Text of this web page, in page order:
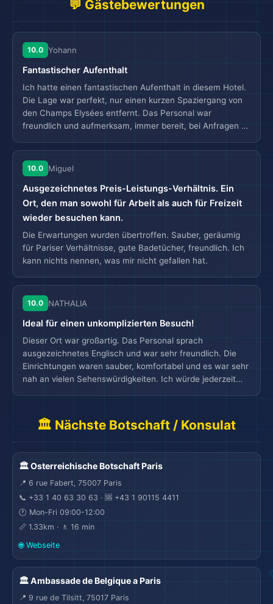
💬 Gästebewertungen
10.0 Yohann
Fantastischer Aufenthalt
Ich hatte einen fantastischen Aufenthalt in diesem Hotel.
Die Lage war perfekt, nur einen kurzen Spaziergang von
den Champs Elysées entfernt. Das Personal war
freundlich und aufmerksam, immer bereit, bei Anfragen zu
der Spa-Bereich, der eine großartige Auswahl an
Behandlungen bot. Die Sauberkeit der Unterkunft war
tadellos, und die WLAN-Verbindung war während meines
gesamten Aufenthalts stark. Das angebotene Frühstück
war köstlich und bot eine Vielzahl von Optionen.
Insgesamt kann ich dieses Hotel aufgrund seines Preis-
freundlichen Personals, der erstklassigen Einrichtungen
und des großartigen Frühstücks sehr empfehlen. Es hat
meinen Aufenthalt in Paris wirklich unvergesslich
gemacht.
10.0 Miguel
Ausgezeichnetes Preis-Leistungs-Verhältnis. Ein
Ort, den man sowohl für Arbeit als auch für Freizeit
wieder besuchen kann.
Die Erwartungen wurden übertroffen. Sauber, geräumig
für Pariser Verhältnisse, gute Badetücher, freundlich. Ich
kann nichts nennen, was mir nicht gefallen hat.
10.0 NATHALIA
Ideal für einen unkomplizierten Besuch!
Dieser Ort war großartig. Das Personal sprach
ausgezeichnetes Englisch und war sehr freundlich. Die
Einrichtungen waren sauber, komfortabel und es war sehr
nah an vielen Sehenswürdigkeiten. Ich würde jederzeit
🏛️ Nächste Botschaft / Konsulat
🏛️ Osterreichische Botschaft Paris
📍 6 rue Fabert, 75007 Paris
📞 +33 1 40 63 30 63 · 🆘 +43 1 90115 4411
🕐 Mon-Fri 09:00-12:00
📏 1.33km · 🚶 16 min
🌐 Webseite
🏛️ Ambassade de Belgique a Paris
📍 9 rue de Tilsitt, 75017 Paris